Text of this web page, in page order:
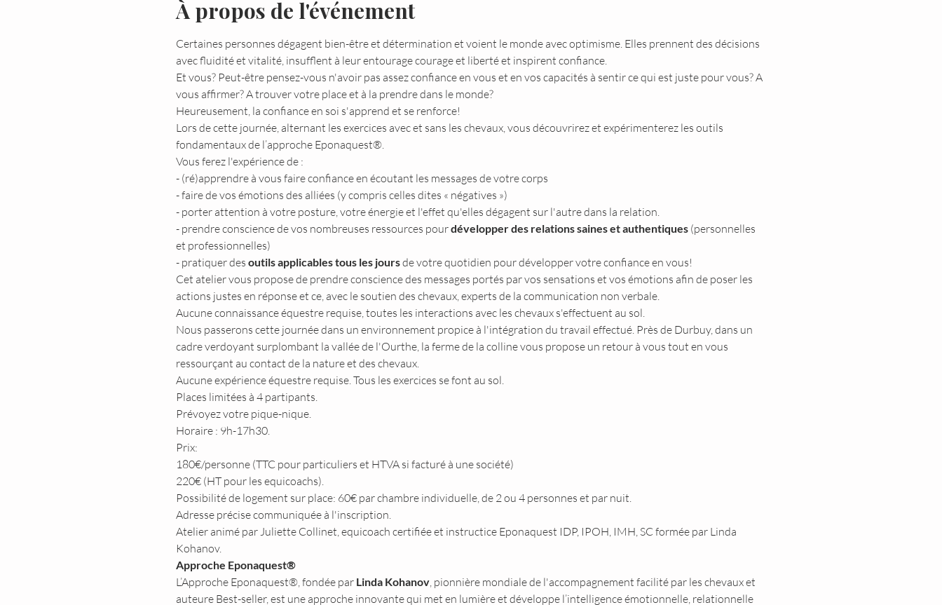
À propos de l'événement
Certaines personnes dégagent bien-être et détermination et voient le monde avec optimisme. Elles prennent des décisions
avec fluidité et vitalité, insufflent à leur entourage courage et liberté et inspirent confiance.
Et vous? Peut-être pensez-vous n'avoir pas assez confiance en vous et en vos capacités à sentir ce qui est juste pour vous? A
vous affirmer? A trouver votre place et à la prendre dans le monde?
Heureusement, la confiance en soi s'apprend et se renforce!
Lors de cette journée, alternant les exercices avec et sans les chevaux, vous découvrirez et expérimenterez les outils
fondamentaux de l’approche Eponaquest®.
Vous ferez l'expérience de :
- (ré)apprendre à vous faire confiance en écoutant les messages de votre corps
- faire de vos émotions des alliées (y compris celles dites « négatives »)
- porter attention à votre posture, votre énergie et l'effet qu'elles dégagent sur l'autre dans la relation.
- prendre conscience de vos nombreuses ressources pour développer des relations saines et authentiques (personnelles
et professionnelles)
- pratiquer des outils applicables tous les jours de votre quotidien pour développer votre confiance en vous!
Cet atelier vous propose de prendre conscience des messages portés par vos sensations et vos émotions afin de poser les
actions justes en réponse et ce, avec le soutien des chevaux, experts de la communication non verbale.
Aucune connaissance équestre requise, toutes les interactions avec les chevaux s'effectuent au sol.
Nous passerons cette journée dans un environnement propice à l'intégration du travail effectué. Près de Durbuy, dans un
cadre verdoyant surplombant la vallée de l'Ourthe, la ferme de la colline vous propose un retour à vous tout en vous
ressourçant au contact de la nature et des chevaux.
Aucune expérience équestre requise. Tous les exercices se font au sol.
Places limitées à 4 partipants.
Prévoyez votre pique-nique.
Horaire : 9h-17h30.
Prix:
180€/personne (TTC pour particuliers et HTVA si facturé à une société)
220€ (HT pour les equicoachs).
Possibilité de logement sur place: 60€ par chambre individuelle, de 2 ou 4 personnes et par nuit.
Adresse précise communiquée à l'inscription.
Atelier animé par Juliette Collinet, equicoach certifiée et instructice Eponaquest IDP, IPOH, IMH, SC formée par Linda
Kohanov.
Approche Eponaquest®
L’Approche Eponaquest®, fondée par Linda Kohanov, pionnière mondiale de l'accompagnement facilité par les chevaux et
auteure Best-seller, est une approche innovante qui met en lumière et développe l’intelligence émotionnelle, relationnelle